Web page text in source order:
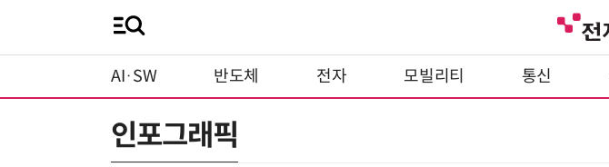
AI·SW 반도체 전자 모빌리티 통신
인포그래픽